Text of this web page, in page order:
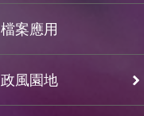
檔案應用
政風園地